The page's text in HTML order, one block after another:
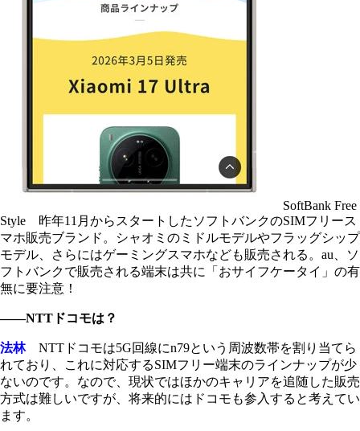
SoftBank Free
Style 昨年11月からスタートしたソフトバンクのSIMフリース
マホ販売ブランド。シャオミのミドルモデルやフラッグシップ
モデル、さらにはゲーミングスマホなども販売される。au、ソ
フトバンクで販売される端末は共に「おサイフケータイ」の有
無に要注意！
――NTTドコモは？
法林NTTドコモは5G回線にn79という周波数帯を割り当てら
れており、これに対応するSIMフリー端末のラインナップが少
ないのです。なので、現状ではほかのキャリアを追随した販売
方式は難しいですが、将来的にはドコモも参入すると考えてい
ます。